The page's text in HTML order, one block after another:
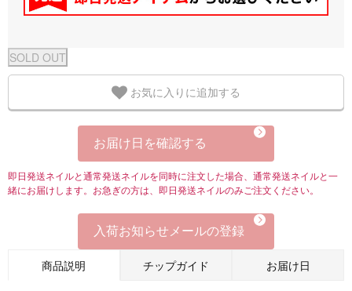
お気に入りに追加する
お届け日を確認する
即日発送ネイルと通常発送ネイルを同時に注文した場合、通常発送ネイルと一
緒にお届けします。お急ぎの方は、即日発送ネイルのみご注文ください。
入荷お知らせメールの登録
商品説明 チップガイド お届け日